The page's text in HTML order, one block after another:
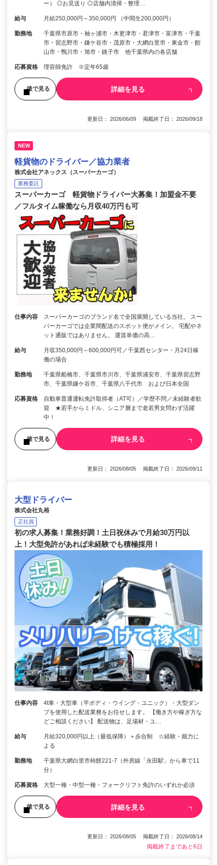
ー） ◎お見送り ◎店舗内清掃・整理…
給与 月給250,000円～350,000円 （中間生200,000円）
勤務地
千葉県市原市・袖ヶ浦市・木更津市・君津市・富津市・千葉
市・習志野市・鎌ケ谷市・茂原市・大網白里市・東金市・館
山市・鴨川市・旭市・銚子市 他千葉県内の各店舗
応募資格 理容師免許 ※定年65歳
後で見る 詳細を見る
更新日： 2026/06/09 掲載終了日： 2026/09/18
NEW
軽貨物のドライバー／協力業者
株式会社アネックス（スーパーカーゴ）
業務委託
スーパーカーゴ 軽貨物ドライバー大募集！加盟金不要
／フルタイム稼働なら月収40万円も可
仕事内容
スーパーカーゴのブランド名で全国展開している当社。 スー
パーカーゴでは企業間配送のスポット便がメイン。 宅配やネ
ット通販ではありません。 運賃単価の高…
給与
月収350,000円～600,000円可／千葉西センター・月24日稼
働の場合
勤務地
千葉県船橋市、千葉県市川市、千葉県浦安市、千葉県習志野
市、千葉県鎌ケ谷市、千葉県八千代市 および日本全国
応募資格
自動車普通運転免許取得者（AT可）／学歴不問／未経験者歓
迎 ★若手からミドル、シニア層まで老若男女問わず活躍
中！
後で見る 詳細を見る
更新日： 2026/08/05 掲載終了日： 2026/09/11
大型ドライバー
株式会社丸裕
正社員
初の求人募集！業務好調！土日祝休みで月給30万円以
上！大型免許があれば未経験でも積極採用！
仕事内容
4t車・大型車（平ボディ・ウイング・ユニック）・大型ダン
プを使用した配送業務をお任せします。 【働き方や稼ぎ方な
どご相談ください】 配送物は、足場材・ユ…
給与
月給320,000円以上（最低保障）＋歩合制 ☆経験・能力に
よる
勤務地
千葉県大網白里市柿餅221-7（外房線「永田駅」から車で11
分）
応募資格 大型一種・中型一種・フォークリフト免許のいずれか必須
後で見る 詳細を見る
更新日： 2026/08/05 掲載終了日： 2026/08/14
掲載終了まであと6日